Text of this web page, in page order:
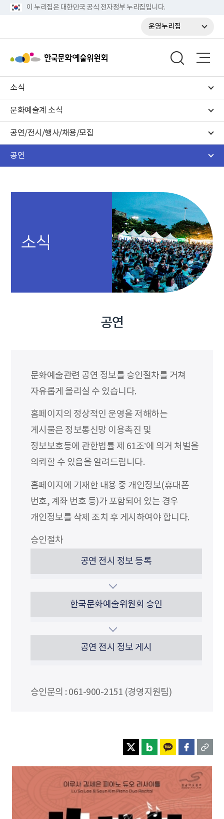
이 누리집은 대한민국 공식 전자정부 누리집입니다.
운영누리집
소식
문화예술계 소식
공연/전시/행사/채용/모집
공연
소식
공연
문화예술관련 공연 정보를 승인절차를 거쳐
자유롭게 올리실 수 있습니다.
홈페이지의 정상적인 운영을 저해하는
게시물은 정보통신망 이용촉진 및
정보보호등에 관한법률 제 61조’에 의거 처벌을
의뢰할 수 있음을 알려드립니다.
홈페이지에 기재한 내용 중 개인정보(휴대폰
번호, 계좌 번호 등)가 포함되어 있는 경우
개인정보를 삭제 조치 후 게시하여야 합니다.
승인절차
공연 전시 정보 등록
한국문화예술위원회 승인
공연 전시 정보 게시
승인문의 : 061-900-2151 (경영지원팀)